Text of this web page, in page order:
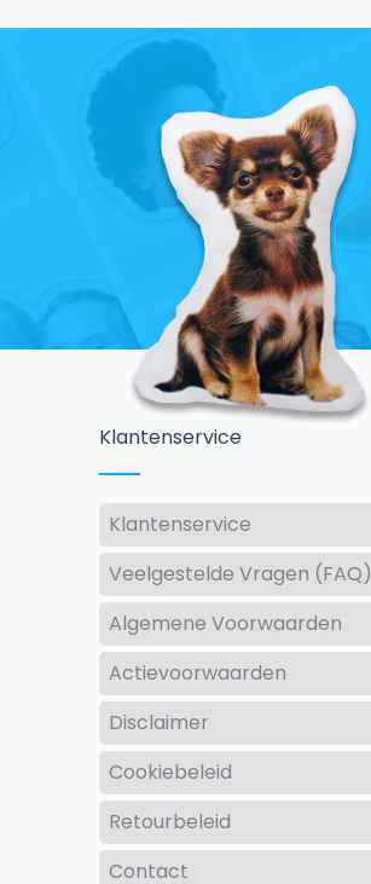
Klantenservice
Klantenservice
Veelgestelde Vragen (FAQ)
Algemene Voorwaarden
Actievoorwaarden
Disclaimer
Cookiebeleid
Retourbeleid
Contact